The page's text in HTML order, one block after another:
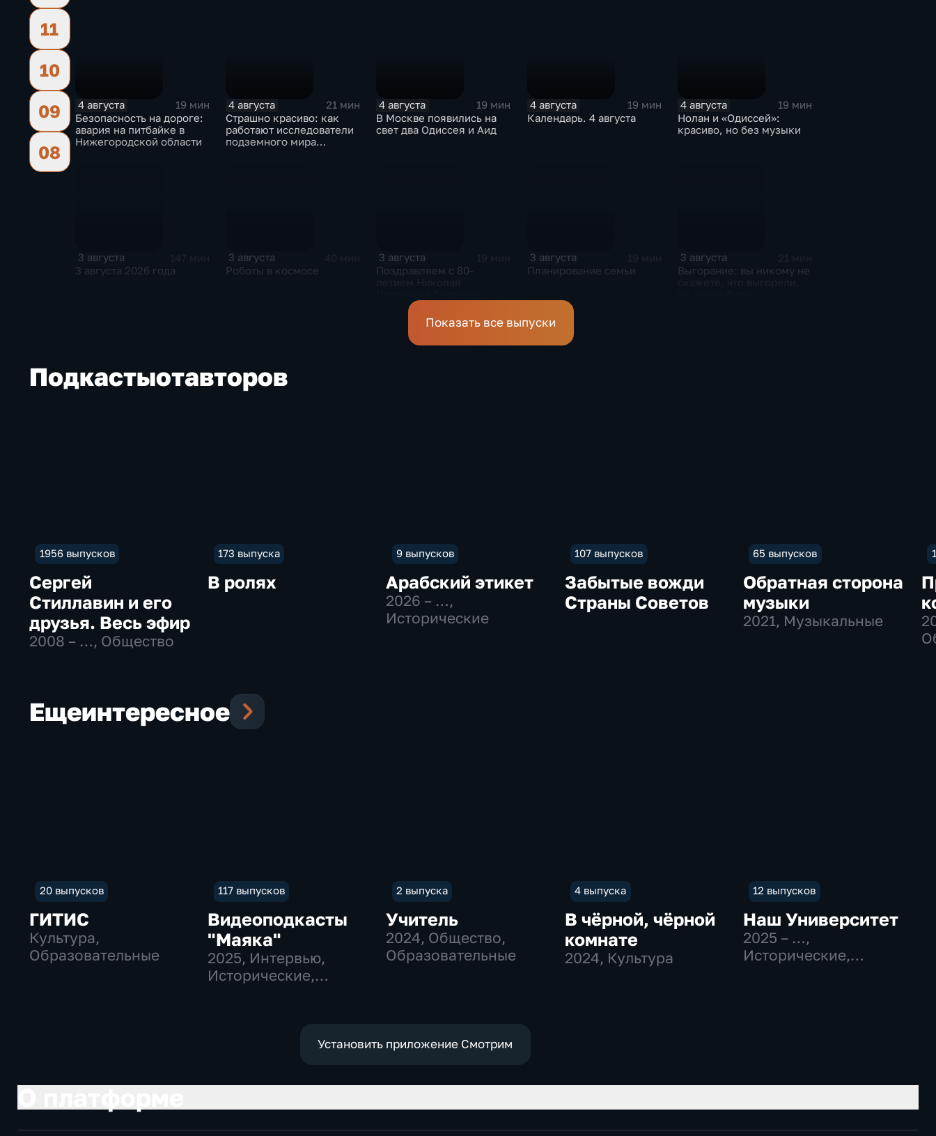
11
10
09
08
4 августа
19 мин
Безопасность на дороге:
авария на питбайке в
Нижегородской области
4 августа
21 мин
Страшно красиво: как
работают исследователи
подземного мира
4 августа
19 мин
В Москве появились на
свет два Одиссея и Аид
4 августа
19 мин
Календарь. 4 августа
4 августа
19 мин
Нолан и «Одиссей»:
красиво, но без музыки
3 августа
3 августа 2026 года
3 августа
Роботы в космосе
3 августа
Поздравляем с 80-
3 августа
Планирование семьи
3 августа
Выгорание: вы никому не
Показать все выпуски
Подкастыотавторов
1956 выпусков
Сергей
Стиллавин и его
друзья. Весь эфир
2008 – …, Общество
173 выпуска
В ролях
9 выпусков
Арабский этикет
2026 – …,
Исторические
107 выпусков
Забытые вожди
Страны Советов
65 выпусков
Обратная сторона
музыки
2021, Музыкальные
Ещеинтересное
20 выпусков
ГИТИС
Культура,
Образовательные
117 выпусков
Видеоподкасты
"Маяка"
2025, Интервью,
Исторические,
2 выпуска
Учитель
2024, Общество,
Образовательные
4 выпуска
В чёрной, чёрной
комнате
2024, Культура
12 выпусков
Наш Университет
2025 – …,
Исторические,
Установить приложение Смотрим